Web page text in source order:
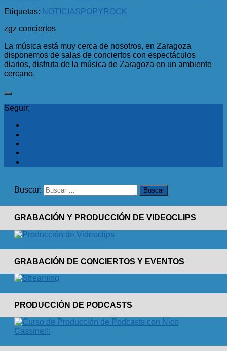
Etiquetas: NOTICIAS POPYROCK
zgz conciertos
La música está muy cerca de nosotros, en Zaragoza
disponemos de salas de conciertos con espectáculos
diarios, disfruta de la música de Zaragoza en un ambiente
cercano.
Seguir:
Buscar:
GRABACIÓN Y PRODUCCIÓN DE VIDEOCLIPS
GRABACIÓN DE CONCIERTOS Y EVENTOS
PRODUCCIÓN DE PODCASTS